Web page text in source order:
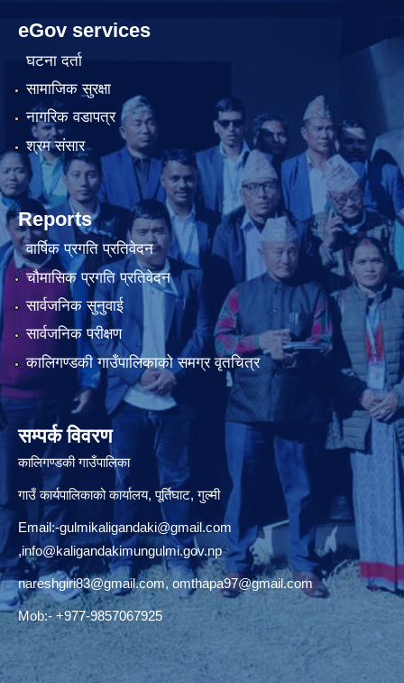
eGov services
घटना दर्ता
सामाजिक सुरक्षा
नागरिक वडापत्र
श्रम संसार
Reports
वार्षिक प्रगति प्रतिवेदन
चौमासिक प्रगति प्रतिवेदन
सार्वजनिक सुनुवाई
सार्वजनिक परीक्षण
कालिगण्डकी गाउँपालिकाको समग्र वृतचित्र
सम्पर्क विवरण
कालिगण्डकी गाउँपालिका
गाउँ कार्यपालिकाको कार्यालय, पूर्तिघाट, गुल्मी
Email:-gulmikaligandaki@gmail.com
,info@kaligandakimungulmi.gov.np
nareshgiri83@gmail.com,omthapa97@gmail.com
Mob:- +977-9857067925